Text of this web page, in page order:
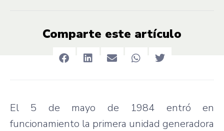
Comparte este artículo
El 5 de mayo de 1984 entró en
funcionamiento la primera unidad generadora